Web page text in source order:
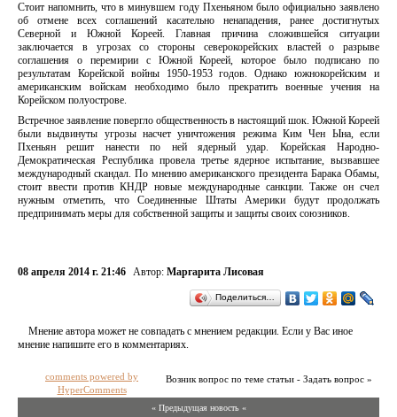
Стоит напомнить, что в минувшем году Пхеньяном было официально заявлено
об отмене всех соглашений касательно ненападения, ранее достигнутых
Северной и Южной Кореей. Главная причина сложившейся ситуации
заключается в угрозах со стороны северокорейских властей о разрыве
соглашения о перемирии с Южной Кореей, которое было подписано по
результатам Корейской войны 1950-1953 годов. Однако южнокорейским и
американским войскам необходимо было прекратить военные учения на
Корейском полуострове.
Встречное заявление повергло общественность в настоящий шок. Южной Кореей
были выдвинуты угрозы насчет уничтожения режима Ким Чен Ына, если
Пхеньян решит нанести по ней ядерный удар. Корейская Народно-
Демократическая Республика провела третье ядерное испытание, вызвавшее
международный скандал. По мнению американского президента Барака Обамы,
стоит ввести против КНДР новые международные санкции. Также он счел
нужным отметить, что Соединенные Штаты Америки будут продолжать
предпринимать меры для собственной защиты и защиты своих союзников.
08 апреля 2014 г. 21:46 Автор: Маргарита Лисовая
Поделиться…
Мнение автора может не совпадать с мнением редакции. Если у Вас иное
мнение напишите его в комментариях.
Возник вопрос по теме статьи - Задать вопрос »
comments powered by
HyperComments
« Предыдущая новость «